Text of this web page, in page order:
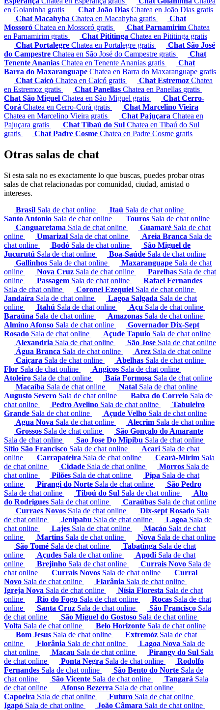
en Goianinha gratis
Chat João Dias Chatea en João Dias gratis
Chat Macahyba Chatea en Macahyba gratis
Chat
Mossoró Chatea en Mossoró gratis Chat Parnamirim Chatea
en Parnamirim gratis
Chat Pititinga Chatea en Pititinga gratis
Chat Portalegre Chatea en Portalegre gratis
Chat São José
do Campestre Chatea en São José do Campestre gratis
Chat
Tenente Ananias Chatea en Tenente Ananias gratis
Chat
Barra do Maxaranguape Chatea en Barra do Maxaranguape gratis
Chat Caicó Chatea en Caicó gratis Chat Estremoz Chatea
en Estremoz gratis
Chat Panellas Chatea en Panellas gratis
Chat São Miguel Chatea en São Miguel gratis
Chat Cerro-
Corá Chatea en Cerro-Corá gratis
Chat Marcelino Vieira
Chatea en Marcelino Vieira gratis
Chat Pajuçara Chatea en
Pajuçara gratis
Chat Tibaú do Sul Chatea en Tibaú do Sul
gratis
Chat Padre Cosme Chatea en Padre Cosme gratis
Otras salas de chat
Si esta sala no es exactamente lo que buscas, puedes probar otras
salas de chat relacionadas por comunidad, ciudad, amistad o
intereses.
Brasil Sala de chat online Itaú Sala de chat online
Santo Antonio Sala de chat online Touros Sala de chat online
Canguaretama Sala de chat online Guamaré Sala de chat
online
Umarizal Sala de chat online Areia Branca Sala de
chat online
Bodó Sala de chat online
São Miguel de
Jucurutú Sala de chat online Boa-Saúde Sala de chat online
Gallinhos Sala de chat online Maxaranguape Sala de chat
online
Nova Cruz Sala de chat online Parelhas Sala de chat
online
Passagem Sala de chat online
Rafael Fernandes
Sala de chat online
Coronel Ezequiel Sala de chat online
Jandaíra Sala de chat online Lagoa Salgada Sala de chat
online
Itahú Sala de chat online Açu Sala de chat online
Baraúna Sala de chat online Amazonas Sala de chat online
Almino Afonso Sala de chat online
Governador Dix-Sept
Rosado Sala de chat online Açude Tapuio Sala de chat online
Alexandria Sala de chat online São Jose Sala de chat online
Água Branca Sala de chat online Arez Sala de chat online
Caiçara Sala de chat online Abelhas Sala de chat online
Flor Sala de chat online Angicos Sala de chat online
Atoleiro Sala de chat online Baía Formosa Sala de chat online
Macaíba Sala de chat online Natal Sala de chat online
Augusto Severo Sala de chat online Baixa do Correio Sala de
chat online
Pedro Avelino Sala de chat online
Tabuleiro
Grande Sala de chat online Açude Velho Sala de chat online
Agua Nova Sala de chat online Alecrim Sala de chat online
Grossos Sala de chat online
São Gonçalo do Amarante
Sala de chat online
Sao Jose Do Mipibu Sala de chat online
Sítio São Francisco Sala de chat online Acari Sala de chat
online
Carrapateira Sala de chat online Ceará-Mirim Sala
de chat online
Cidade Sala de chat online Morros Sala de
chat online
Pilões Sala de chat online Pipa Sala de chat
online
Pirangi do Norte Sala de chat online
São Pedro
Sala de chat online
Tiboú do Sul Sala de chat online
Alto
do Rodrigues Sala de chat online Caraúbas Sala de chat online
Curraes Novos Sala de chat online Dix-sept Rosado Sala
de chat online
Jenipabu Sala de chat online Lagoa Sala de
chat online
Lajes Sala de chat online Macáo Sala de chat
online
Martins Sala de chat online Nova Sala de chat online
São Tomé Sala de chat online Tabatinga Sala de chat
online
Açudes Sala de chat online Apodi Sala de chat
online
Brejinho Sala de chat online Currais Novo Sala de
chat online
Currais Novos Sala de chat online
Curral
Novo Sala de chat online Flarânia Sala de chat online
Igreja Nova Sala de chat online Nísia Floresta Sala de chat
online
Rio do Fogo Sala de chat online Rocas Sala de chat
online
Santa Cruz Sala de chat online São Francisco Sala
de chat online
São Miguel do Gostoso Sala de chat online
Volta Sala de chat online Belo Horizonte Sala de chat online
Bom Jesus Sala de chat online Extremóz Sala de chat
online
Florânia Sala de chat online Lagoa Nova Sala de
chat online
Macau Sala de chat online Pirangy do Sul Sala
de chat online
Ponta Negra Sala de chat online
Rodolfo
Fernandes Sala de chat online São Bento do Norte Sala de
chat online
São Vicente Sala de chat online Tangará Sala
de chat online
Afonso Bezerra Sala de chat online
Capoeira Sala de chat online Futuro Sala de chat online
Igapó Sala de chat online João Câmara Sala de chat online